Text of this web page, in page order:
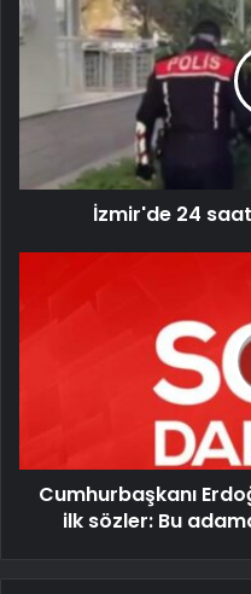
İzmir'de 24
Cumhurbaşkanı
ilk sözler: Bu